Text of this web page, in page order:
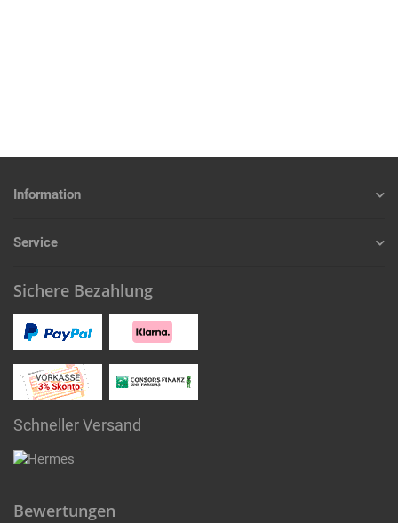
Information
Service
Sichere Bezahlung
Schneller Versand
Bewertungen